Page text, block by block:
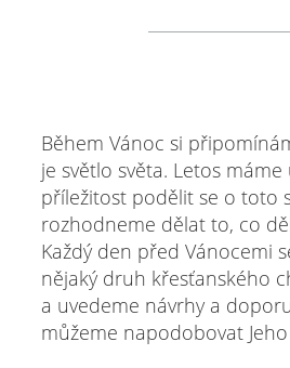
Během Vánoc si
je světlo světa. Letos máme
příležitost podělit se o toto
rozhodneme dělat to, co
Každý den před Vánocemi
nějaký druh křesťanského
a uvedeme návrhy a
můžeme napodobovat